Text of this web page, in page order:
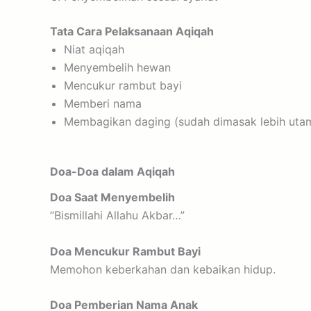
Tata Cara Pelaksanaan Aqiqah
Niat aqiqah
Menyembelih hewan
Mencukur rambut bayi
Memberi nama
Membagikan daging (sudah dimasak lebih
Doa-Doa dalam Aqiqah
Doa Saat Menyembelih
“Bismillahi Allahu Akbar…”
Doa Mencukur Rambut Bayi
Memohon keberkahan dan kebaikan hidup.
Doa Pemberian Nama Anak